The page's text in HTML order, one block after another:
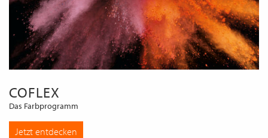
COFLEX
Das Farbprogramm
Jetzt entdecken